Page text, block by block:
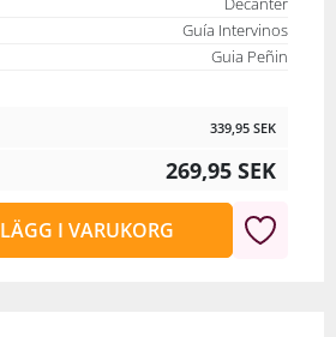
Decanter
Guía Intervinos
Guia Peñin
339,95 SEK
269,95 SEK
LÄGG I VARUKORG